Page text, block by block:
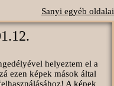
Sanyi egyéb oldalai
helyeztem el a
ezen képek mások által
A képek